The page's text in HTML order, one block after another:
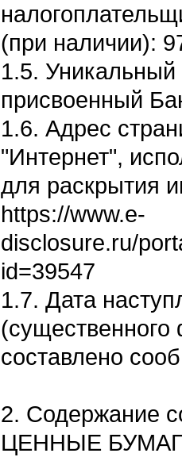
(при наличии):
1.5. Уникальный
присвоенный
1.6. Адрес
"Интернет",
для раскрытия
https://www.e-
disclosure.ru/
id=39547
1.7. Дата
(существенного
составлено
2. Содержание
ЦЕННЫЕ